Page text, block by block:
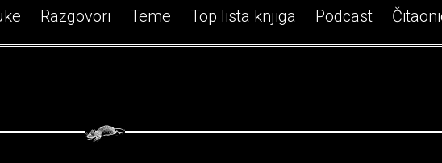
Razgovori Teme Top lista knjiga Podcast